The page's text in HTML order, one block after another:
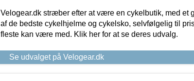
Velogear.dk stræber efter at være en cykelbutik, med et
af de bedste cykelhjelme og cykelsko, selvfølgelig til
fleste kan være med. Klik her for at se deres udvalg.
Se udvalget på Velogear.dk